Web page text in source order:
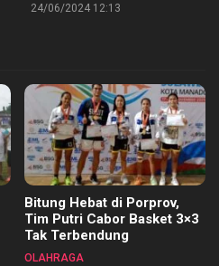
24/06/2024 12:13
Bitung Hebat di Porprov,
Tim Putri Cabor Basket 3×3
Tak Terbendung
OLAHRAGA